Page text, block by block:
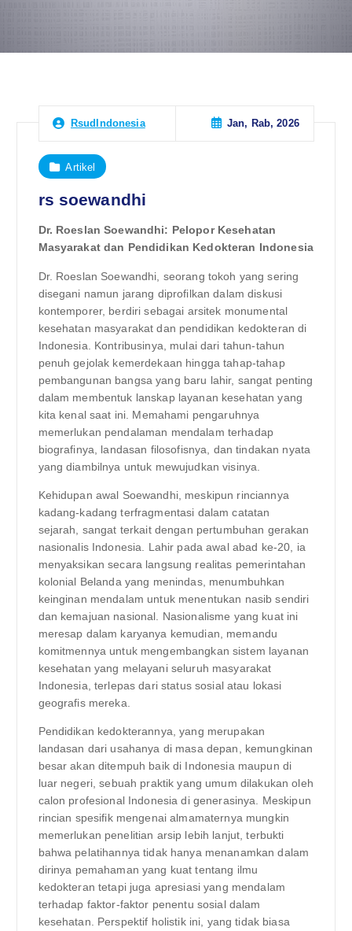
RsudIndonesia Jan, Rab, 2026
Artikel
rs soewandhi
Dr. Roeslan Soewandhi: Pelopor Kesehatan
Masyarakat dan Pendidikan Kedokteran Indonesia
Dr. Roeslan Soewandhi, seorang tokoh yang sering
disegani namun jarang diprofilkan dalam diskusi
kontemporer, berdiri sebagai arsitek monumental
kesehatan masyarakat dan pendidikan kedokteran di
Indonesia. Kontribusinya, mulai dari tahun-tahun
penuh gejolak kemerdekaan hingga tahap-tahap
pembangunan bangsa yang baru lahir, sangat penting
dalam membentuk lanskap layanan kesehatan yang
kita kenal saat ini. Memahami pengaruhnya
memerlukan pendalaman mendalam terhadap
biografinya, landasan filosofisnya, dan tindakan nyata
yang diambilnya untuk mewujudkan visinya.
Kehidupan awal Soewandhi, meskipun rinciannya
kadang-kadang terfragmentasi dalam catatan
sejarah, sangat terkait dengan pertumbuhan gerakan
nasionalis Indonesia. Lahir pada awal abad ke-20, ia
menyaksikan secara langsung realitas pemerintahan
kolonial Belanda yang menindas, menumbuhkan
keinginan mendalam untuk menentukan nasib sendiri
dan kemajuan nasional. Nasionalisme yang kuat ini
meresap dalam karyanya kemudian, memandu
komitmennya untuk mengembangkan sistem layanan
kesehatan yang melayani seluruh masyarakat
Indonesia, terlepas dari status sosial atau lokasi
geografis mereka.
Pendidikan kedokterannya, yang merupakan
landasan dari usahanya di masa depan, kemungkinan
besar akan ditempuh baik di Indonesia maupun di
luar negeri, sebuah praktik yang umum dilakukan oleh
calon profesional Indonesia di generasinya. Meskipun
rincian spesifik mengenai almamaternya mungkin
memerlukan penelitian arsip lebih lanjut, terbukti
bahwa pelatihannya tidak hanya menanamkan dalam
dirinya pemahaman yang kuat tentang ilmu
kedokteran tetapi juga apresiasi yang mendalam
terhadap faktor-faktor penentu sosial dalam
kesehatan. Perspektif holistik ini, yang tidak biasa